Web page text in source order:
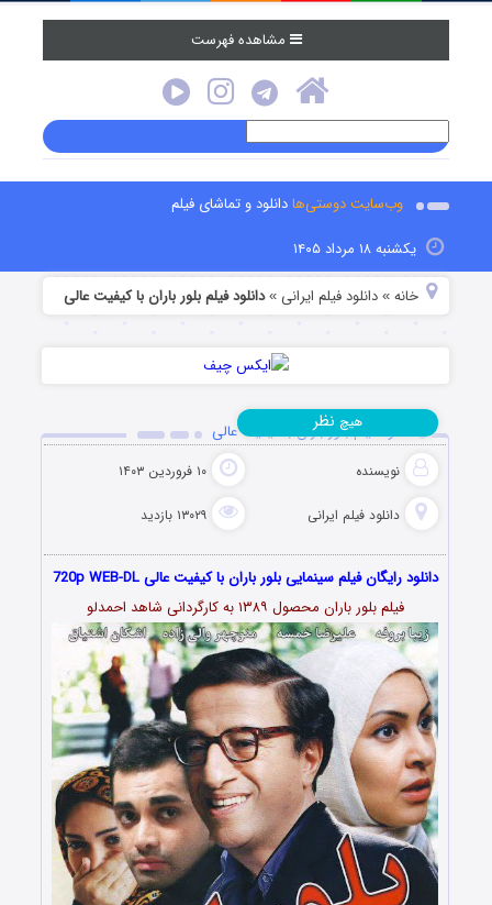
مشاهده فهرست
وب‌سایت دوستی‌هادانلود و تماشای فیلم
یکشنبه ۱۸ مرداد ۱۴۰۵
خانه »دانلود فیلم‌ ایرانی »دانلود فیلم بلور باران با کیفیت عالی
دانلود فیلم بلور باران با کیفیت عالی
نویسنده ۱۰ فروردین ۱۴۰۳
دانلود فیلم‌ ایرانی ۱۳۰۲۹ بازدید
هیچ نظر
دانلود رایگان فیلم سینمایی بلور باران با کیفیت عالی 720p WEB-DL
فیلم بلور باران محصول ۱۳۸۹ به کارگردانی شاهد احمدلو